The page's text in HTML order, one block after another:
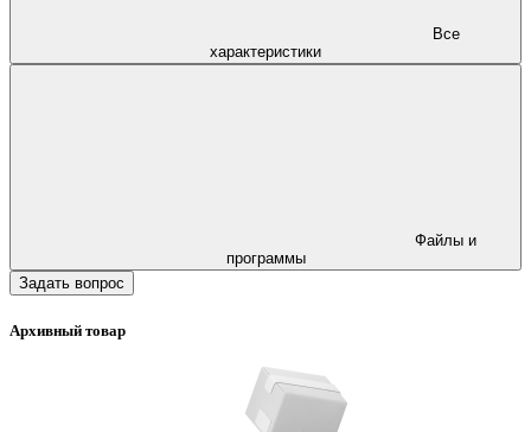
характеристики
программы
Задать вопрос
Архивный товар